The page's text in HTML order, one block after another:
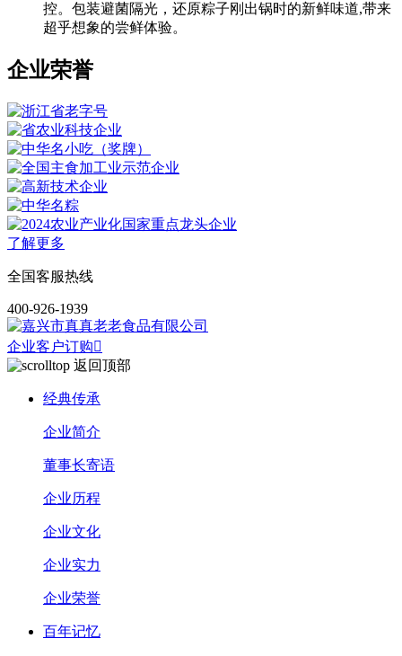
控。包装避菌隔光，还原粽子刚出锅时的新鲜味道,带来
超乎想象的尝鲜体验。
企业荣誉
了解更多
全国客服热线
400-926-1939
企业客户订购
返回顶部
经典传承
企业简介
董事长寄语
企业历程
企业文化
企业实力
企业荣誉
百年记忆